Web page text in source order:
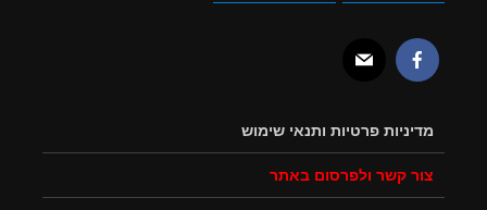
מדיניות פרטיות ותנאי שימוש
צור קשר ולפרסום באתר